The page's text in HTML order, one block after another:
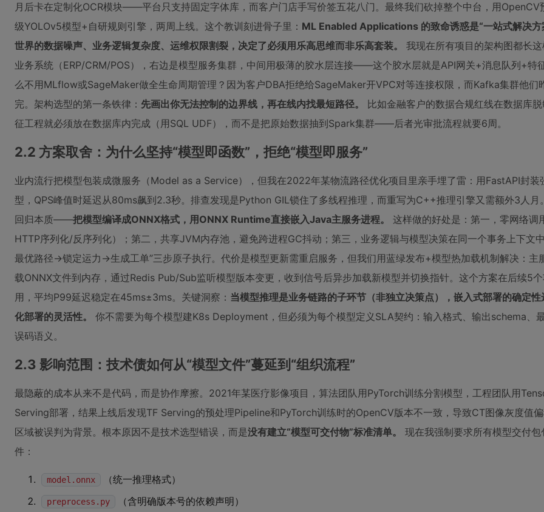
月后卡在定制化OCR模块——平台只支持固定字体库，而客户门店手写价签五花八门。最终我们砍掉整个中台，用OpenCV
级YOLOv5模型+自研规则引擎，两周上线。这个教训刻进骨子里： ML Enabled Applications 的致命诱惑是“一站式解决方
世界的数据噪声、业务逻辑复杂度、运维权限割裂，决定了必须用乐高思维而非乐高套装。
我现在所有项目的架构图都长
业务系统（ERP/CRM/POS），右边是模型服务集群，中间用极薄的胶水层连接——这个胶水层就是API网关+消息队列+特
么不用MLflow或SageMaker做全生命周期管理？因为客户DBA拒绝给SageMaker开VPC对等连接权限，而Kafka集群他们
完。架构选型的第一条铁律： 先画出你无法控制的边界线，再在线内找最短路径。
比如金融客户的数据合规红线在数据库
征工程就必须放在数据库内完成（用SQL UDF），而不是把原始数据抽到Spark集群——后者光审批流程就要6周。
2.2 方案取舍：为什么坚持“模型即函数”，拒绝“模型即服务”
业内流行把模型包装成微服务（Model as a Service），但我在2022年某物流路径优化项目里亲手埋了雷：用FastAPI封装
型，QPS峰值时延迟从80ms飙到2.3秒。排查发现是Python GIL锁住了多线程推理，而重写为C++推理引擎又需额外3人月
回归本质——把模型编译成ONNX格式，用ONNX Runtime直接嵌入Java主服务进程。
这样做的好处是：第一，零网络调
HTTP序列化/反序列化）；第二，共享JVM内存池，避免跨进程GC抖动；第三，业务逻辑与模型决策在同一个事务上下文
最优路径→锁定运力→生成工单”三步原子执行。代价是模型更新需重启服务，但我们用蓝绿发布+模型热加载机制解决：主
载ONNX文件到内存，通过Redis Pub/Sub监听模型版本变更，收到信号后异步加载新模型并切换指针。这个方案在后续5
用，平均P99延迟稳定在45ms±3ms。关键洞察： 当模型推理是业务链路的子环节（非独立决策点），嵌入式部署的确定
化部署的灵活性。
你不需要为每个模型建K8s Deployment，但必须为每个模型定义SLA契约：输入格式、输出schema、
误码语义。
2.3 影响范围：技术债如何从“模型文件”蔓延到“组织流程”
最隐蔽的成本从来不是代码，而是协作摩擦。2021年某医疗影像项目，算法团队用PyTorch训练分割模型，工程团队用
Serving部署，结果上线后发现TF Serving的预处理Pipeline和PyTorch训练时的OpenCV版本不一致，导致CT图像灰度值
区域被误判为背景。根本原因不是技术选型错误，而是没有建立“模型可交付物”标准清单。
现在我强制要求所有模型交付包
件：
model.onnx （统一推理格式）
preprocess.py （含明确版本号的依赖声明）